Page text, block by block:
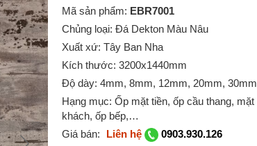
Mã sản phẩm: EBR7001
Chủng loại: Đá Dekton Màu Nâu
Xuất xứ: Tây Ban Nha
Kích thước: 3200x1440mm
Độ dày: 4mm, 8mm, 12mm, 20mm, 30mm
Hạng mục: Ốp mặt tiền, ốp cầu thang,
khách, ốp bếp,…
Giá bán:
Liên hệ 0903.930.126